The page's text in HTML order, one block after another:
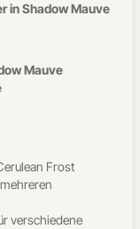
in Shadow Mauve
Mauve
Frost
verschiedene